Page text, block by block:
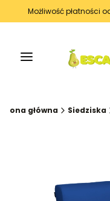
Możliwość płatności
Menu
główna Siedziska